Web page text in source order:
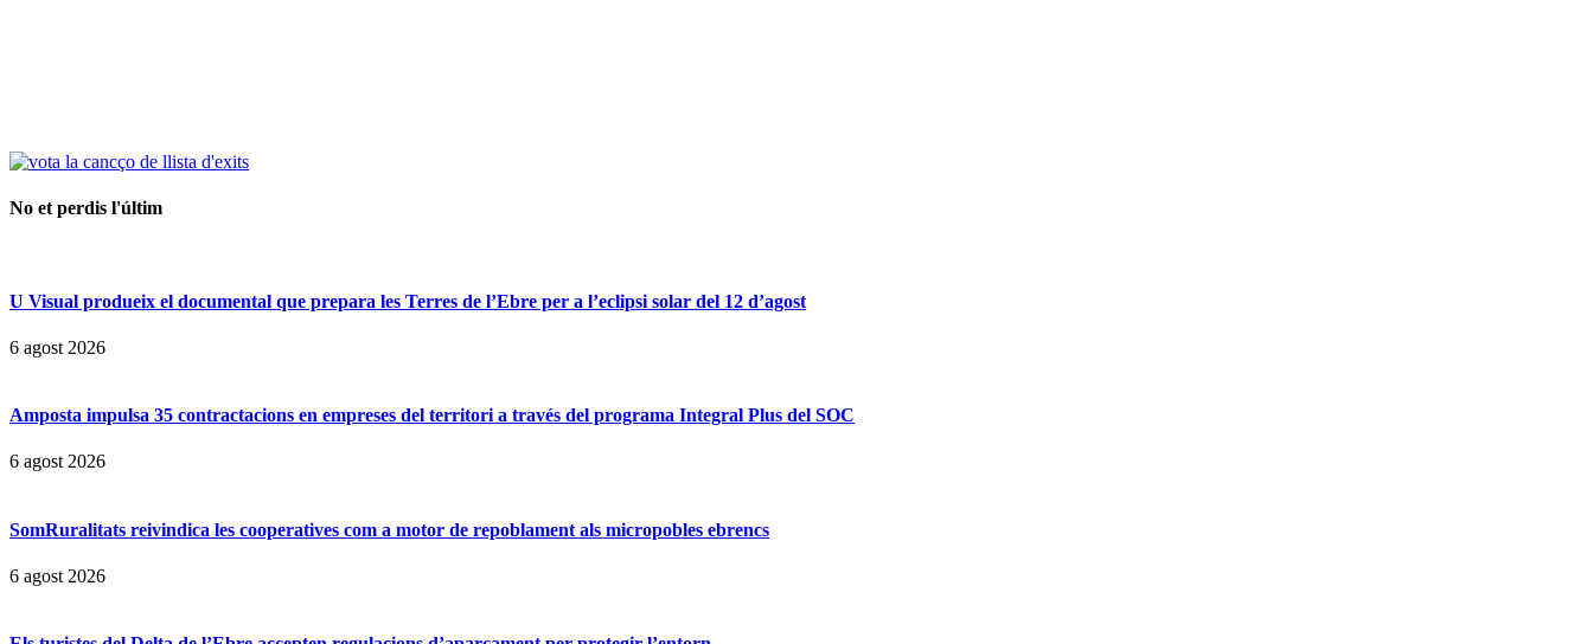
No et perdis l'últim
U Visual produeix el documental que prepara les Terres de l’Ebre per a l’eclipsi solar del 12 d’agost
6 agost 2026
Amposta impulsa 35 contractacions en empreses del territori a través del programa Integral Plus del SOC
6 agost 2026
SomRuralitats reivindica les cooperatives com a motor de repoblament als micropobles ebrencs
6 agost 2026